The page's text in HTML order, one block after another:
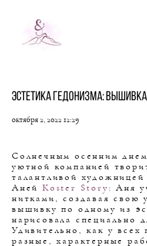
октября 2, 2022 12:29
Эстетика гедонизма: вышивка
Солнечным осенним
уютной компанией
талантливой
Аней Koster Story : Аня
нитками, создавая свою
вышивку по одному из
нарисовала специально
Удивительно, как у всех
разные, характерные